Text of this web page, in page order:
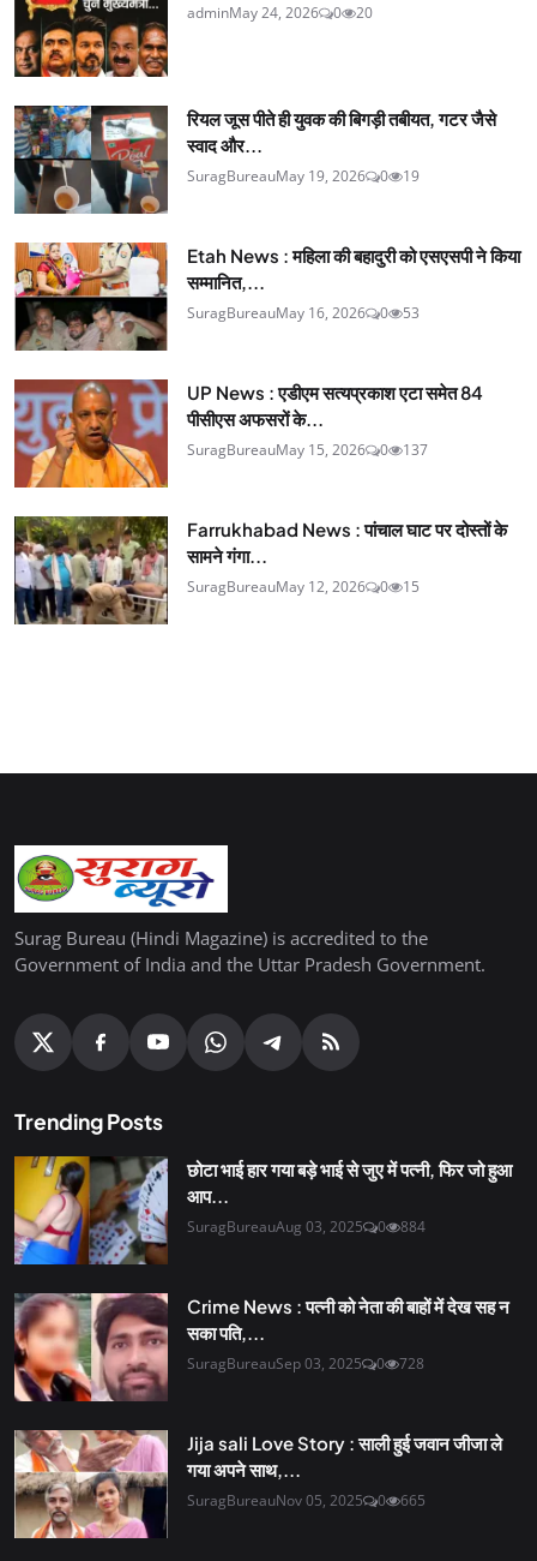
adminMay 24, 2026 0 20
रियल जूस पीते ही युवक की बिगड़ी तबीयत, गटर जैसे
स्वाद और...
SuragBureauMay 19, 2026 0 19
Etah News : महिला की बहादुरी को एसएसपी ने किया
सम्मानित,...
SuragBureauMay 16, 2026 0 53
UP News : एडीएम सत्यप्रकाश एटा समेत 84
पीसीएस अफसरों के...
SuragBureauMay 15, 2026 0 137
Farrukhabad News : पांचाल घाट पर दोस्तों के
सामने गंगा...
SuragBureauMay 12, 2026 0 15
Surag Bureau (Hindi Magazine) is accredited to the
Government of India and the Uttar Pradesh Government.
Trending Posts
छोटा भाई हार गया बड़े भाई से जुए में पत्नी, फिर जो हुआ
आप...
SuragBureauAug 03, 2025 0 884
Crime News : पत्नी को नेता की बाहों में देख सह न
सका पति,...
SuragBureauSep 03, 2025 0 728
Jija sali Love Story : साली हुई जवान जीजा ले
गया अपने साथ,...
SuragBureauNov 05, 2025 0 665